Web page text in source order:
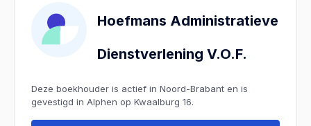
Hoefmans Administratieve
Dienstverlening V.O.F.
Deze boekhouder is actief in Noord-Brabant en is
gevestigd in Alphen op Kwaalburg 16.